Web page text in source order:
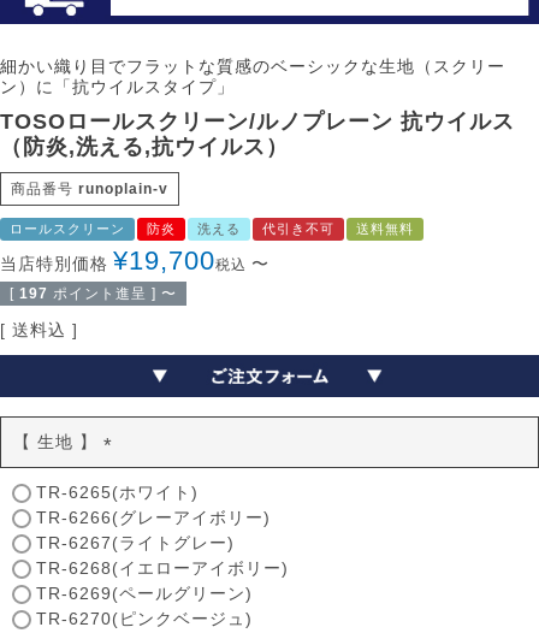
細かい織り目でフラットな質感のベーシックな生地（スクリー
ン）に「抗ウイルスタイプ」
TOSOロールスクリーン/ルノプレーン 抗ウイルス
（防炎,洗える,抗ウイルス）
商品番号 runoplain-v
ロールスクリーン 防炎 洗える 代引き不可 送料無料
当店特別価格 ¥19,700税込 〜
[ 197 ポイント進呈 ] 〜
送料込
【 生地 】
(
必
須
)
TR-6265(ホワイト)
TR-6266(グレーアイボリー)
TR-6267(ライトグレー)
TR-6268(イエローアイボリー)
TR-6269(ペールグリーン)
TR-6270(ピンクベージュ)